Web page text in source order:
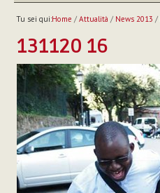
FAMIGLIA
MISSIONE
NEF
MEDIATECA
P. AUGUSTO ETCHECOPAR
Tu sei qui:Home / Attualità / News 2013 /
131120 16